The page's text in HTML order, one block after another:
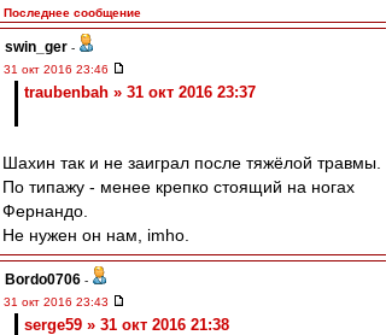
Последнее сообщение
swin_ger -
31 окт 2016 23:46
traubenbah » 31 окт 2016 23:37
Шахин так и не заиграл после тяжёлой травмы.
По типажу - менее крепко стоящий на ногах
Фернандо.
Не нужен он нам, imho.
Bordo0706 -
31 окт 2016 23:43
serge59 » 31 окт 2016 21:38